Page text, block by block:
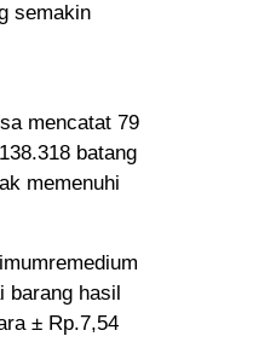
semakin
mencatat 79
batang
memenuhi
barang hasil
± Rp.7,54